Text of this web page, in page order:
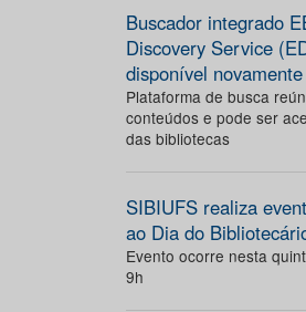
Buscador integrado
Discovery Service
disponível
Plataforma de busca
conteúdos e pode ser
das bibliotecas
SIBIUFS realiza
ao Dia do
Evento ocorre nesta
9h